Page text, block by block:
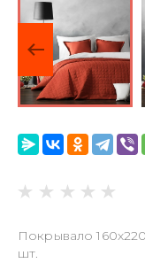
Гарантии и
Обмен и возврат
Наличие и цена
Покрывало
шт.